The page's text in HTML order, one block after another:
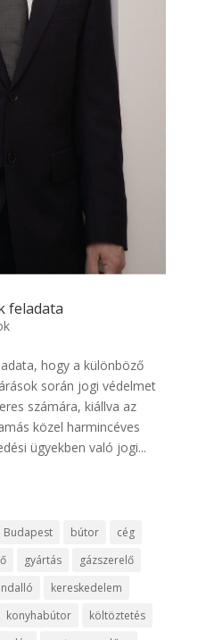
feladata
hogy a különböző
során jogi védelmet
számára, kiállva az
közel harmincéves
ügyekben való jogi...
Budapest bútor
cég
gyártás
gázszerelő
kereskedelem
konyhabútor
költöztetés